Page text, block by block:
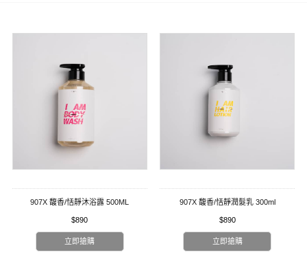
907X 馥香/恬靜沐浴露 500ML
$890
立即搶購
907X 馥香/恬靜潤髮乳 300ml
$890
立即搶購